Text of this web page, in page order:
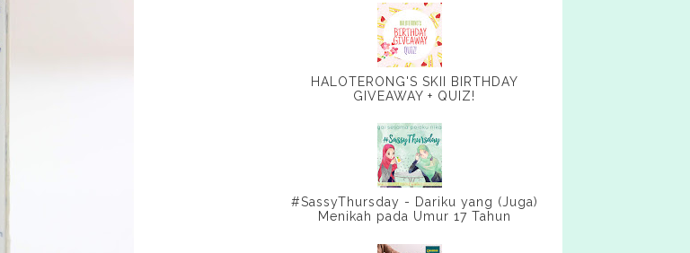
HALOTERONG'S SKII BIRTHDAY
GIVEAWAY + QUIZ!
#SassyThursday - Dariku yang (Juga)
Menikah pada Umur 17 Tahun